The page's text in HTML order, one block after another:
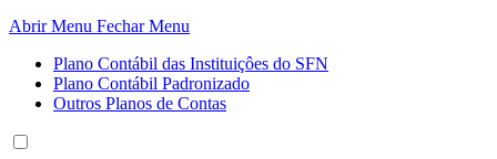
Abrir Menu Fechar Menu
Plano Contábil das Instituiçôes do SFN
Plano Contábil Padronizado
Outros Planos de Contas